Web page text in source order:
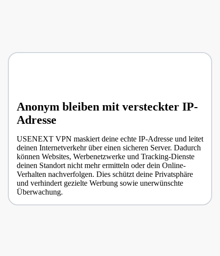
Anonym bleiben mit versteckter IP-
Adresse
USENEXT VPN maskiert deine echte IP-Adresse und leitet
deinen Internetverkehr über einen sicheren Server. Dadurch
können Websites, Werbenetzwerke und Tracking-Dienste
deinen Standort nicht mehr ermitteln oder dein Online-
Verhalten nachverfolgen. Dies schützt deine Privatsphäre
und verhindert gezielte Werbung sowie unerwünschte
Überwachung.